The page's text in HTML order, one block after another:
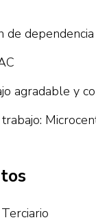
de
agradable y